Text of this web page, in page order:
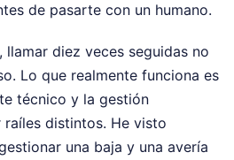
de pasarte con un humano.
diez veces seguidas no
Lo que realmente funciona es
técnico y la gestión
distintos. He visto
una baja y una avería